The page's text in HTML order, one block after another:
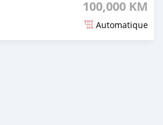
100,000 KM
Automatique